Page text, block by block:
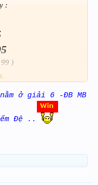
:
)
ở giải 6 -ĐB MB
Đệ ..